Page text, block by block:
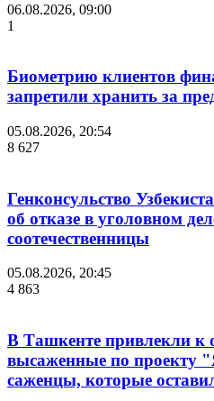
06.08.2026, 09:00
1
Биометрию клиентов
запретили хранить за
05.08.2026, 20:54
8 627
Генконсульство
об отказе в уголовном
соотечественницы
05.08.2026, 20:45
4 863
В Ташкенте привлекли к
высаженные по проекту
саженцы, которые